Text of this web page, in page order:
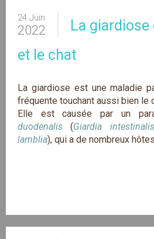
24 Juin
2022
La
et le chat
La giardiose est une maladie
fréquente touchant aussi bien le
Elle est causée par un
duodenalis (Giardia intestinalis
lamblia), qui a de nombreux